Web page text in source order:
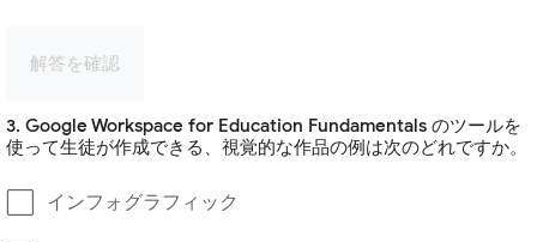
解答を確認
3. Google Workspace for Education Fundamentals のツールを
使って生徒が作成できる、視覚的な作品の例は次のどれですか。
インフォグラフィック